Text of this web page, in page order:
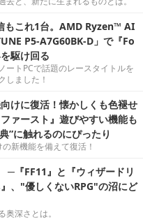
もこれ1台。AMD Ryzen™ AI
P5-A7G60BK-D」で『Fo
駆け回る
ートPCで話題のレースタイトルを
しました！
けに復活！懐かしくも色褪せ
ァースト』遊びやすい機能も
”に触れるのにぴったり
新機能を備えて復活！
─『FF11』と『ウィザードリ
、"優しくないRPG"の沼にど
深さとは。